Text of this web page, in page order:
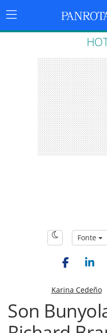
Menu
Principal
Fonte
Karina Cedeño
Son